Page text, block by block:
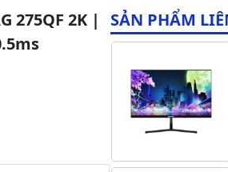
275QF 2K |
SẢN PHẨM